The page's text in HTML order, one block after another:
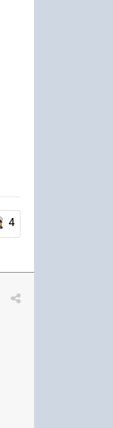
4